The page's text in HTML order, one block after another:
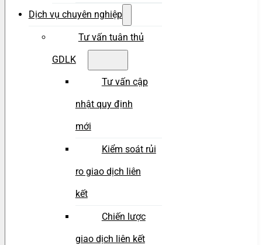
Dịch vụ chuyên nghiệp
Tư vấn tuân thủ
GDLK
Tư vấn cập
nhật quy định
mới
Kiểm soát rủi
ro giao dịch liên
kết
Chiến lược
giao dịch liên kết